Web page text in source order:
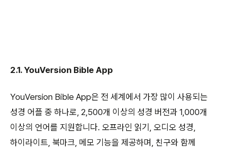
2.1. YouVersion Bible App
YouVersion Bible App은 전 세계에서 가장 많이 사용되는
성경 어플 중 하나로, 2,500개 이상의 성경 버전과 1,000개
이상의 언어를 지원합니다. 오프라인 읽기, 오디오 성경,
하이라이트, 북마크, 메모 기능을 제공하며, 친구와 함께